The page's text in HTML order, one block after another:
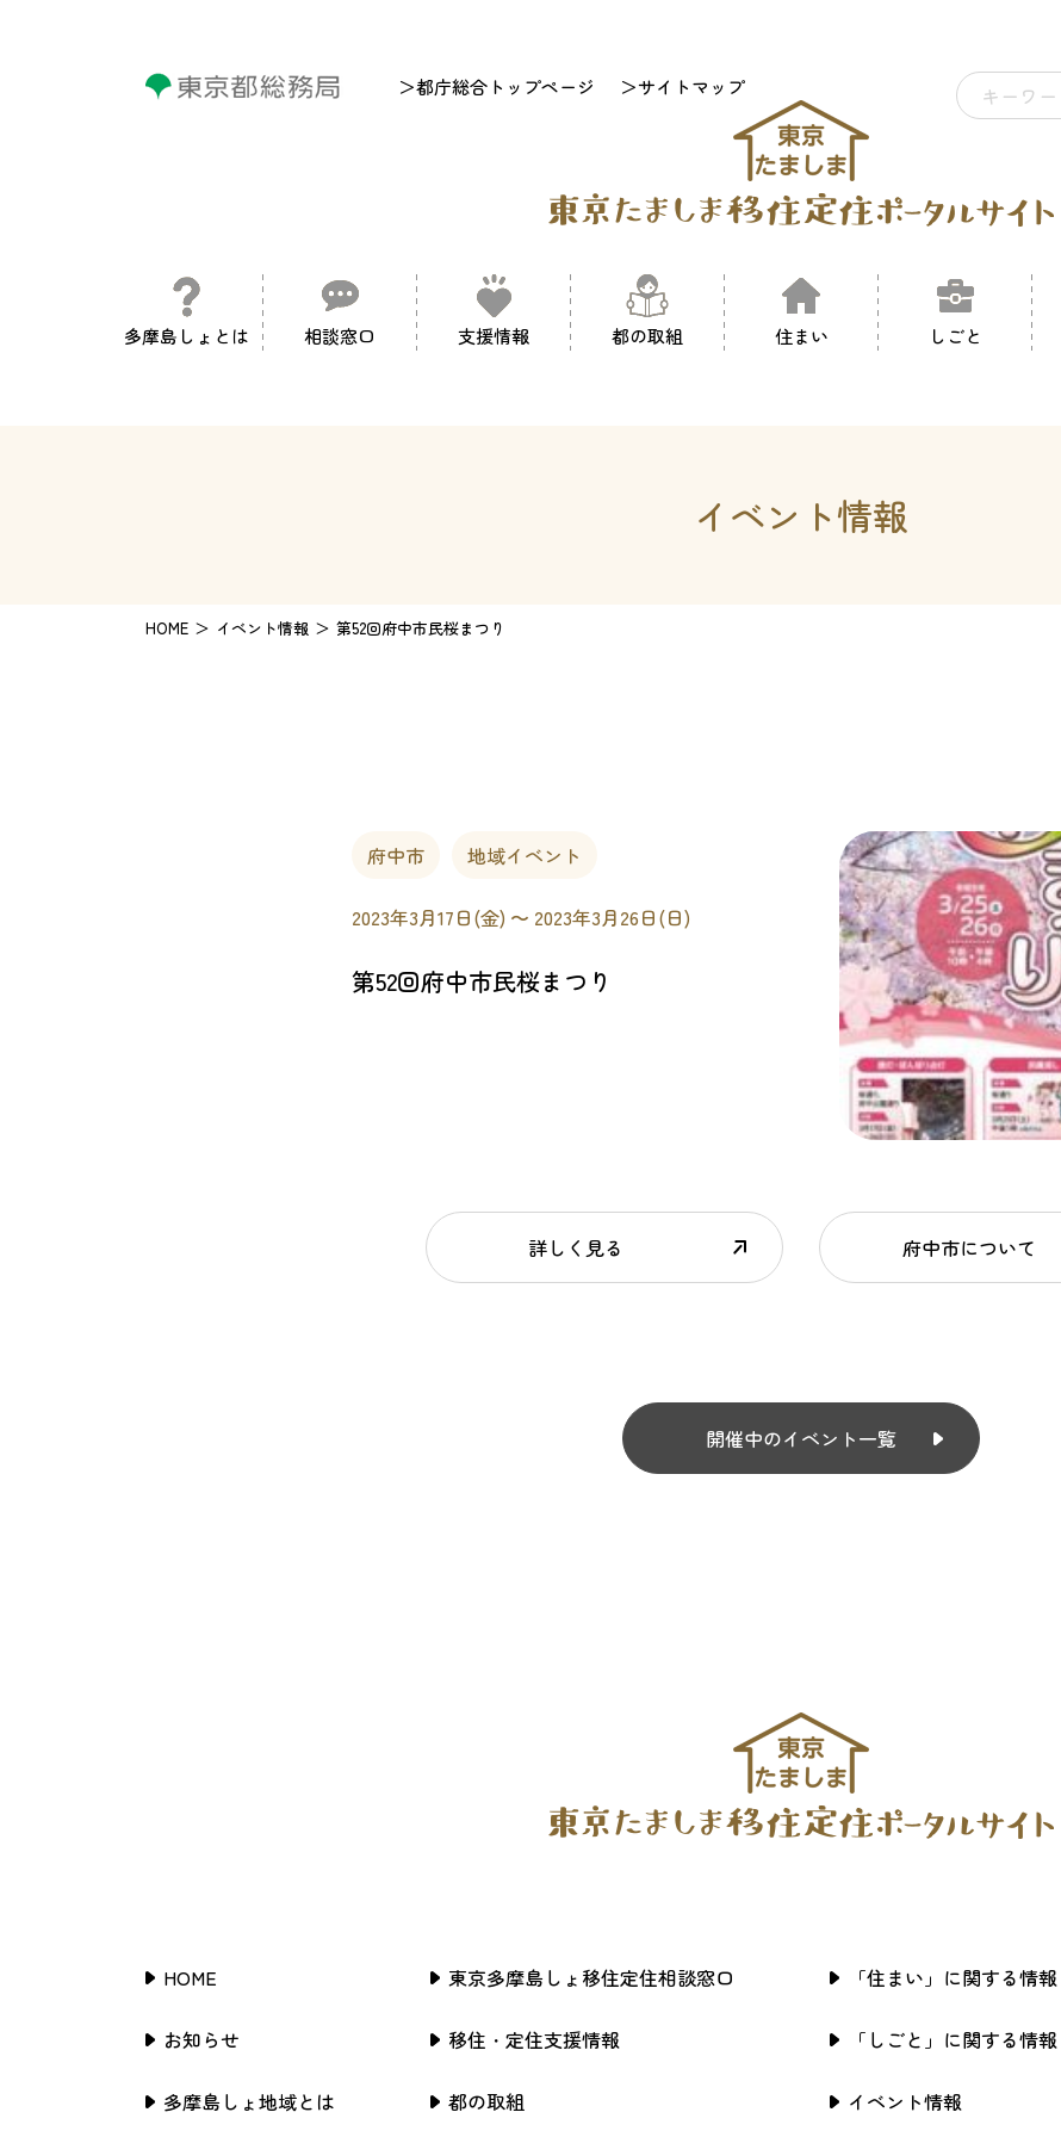
＞都庁総合トップページ ＞サイトマップ
多摩島しょとは 相談窓口 支援情報 都の取組 住まい しごと
イベント情報
HOME イベント情報 第52回府中市民桜まつり
府中市 地域イベント
2023年3月17日(金) 〜 2023年3月26日(日)
第52回府中市民桜まつり
詳しく見る 府中市について
開催中のイベント一覧
HOME
お知らせ
多摩島しょ地域とは
東京多摩島しょ移住定住相談窓口
移住・定住支援情報
都の取組
「住まい」に関する情報
「しごと」に関する情報
イベント情報